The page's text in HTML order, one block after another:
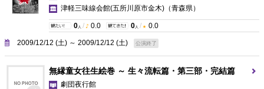
津軽三味線会館(五所川原市金木) （青森県）
0 人 / 0.0 0 人 / 0.0
2009/12/12 (土) ～ 2009/12/12 (土) 公演終了
無縁童女往生絵巻 ～ 生々流転篇・第三部・完結篇
劇団夜行館